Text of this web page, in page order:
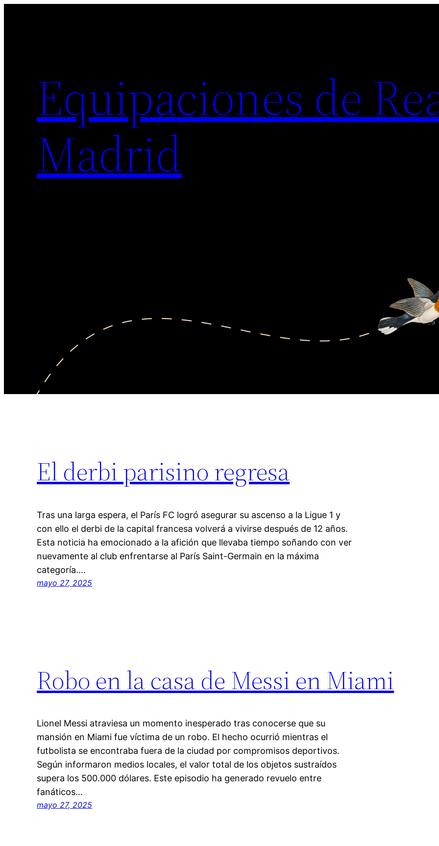
Equipaciones de
Madrid
El derbi parisino regresa
Tras una larga espera, el París FC logró asegurar su ascenso a la Ligue 1 y
con ello el derbi de la capital francesa volverá a vivirse después de 12 años.
Esta noticia ha emocionado a la afición que llevaba tiempo soñando con ver
nuevamente al club enfrentarse al París Saint-Germain en la máxima
categoría.…
mayo 27, 2025
Robo en la casa de Messi en Miami
Lionel Messi atraviesa un momento inesperado tras conocerse que su
mansión en Miami fue víctima de un robo. El hecho ocurrió mientras el
futbolista se encontraba fuera de la ciudad por compromisos deportivos.
Según informaron medios locales, el valor total de los objetos sustraídos
supera los 500.000 dólares. Este episodio ha generado revuelo entre
fanáticos…
mayo 27, 2025